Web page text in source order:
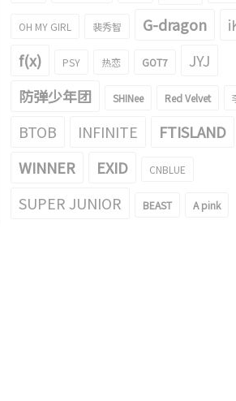
腿好长的《PRODUCE 48》Jang
2018/08/01
《
OH MY GIRL 裴秀智 G-dragon
f(x)
PSY 热恋 GOT7
JYJ
防弹少年团
SHINee Red Velvet
BTOB INFINITE FTISLAND
WINNER
EXID CNBLUE
SUPER JUNIOR BEAST A pink